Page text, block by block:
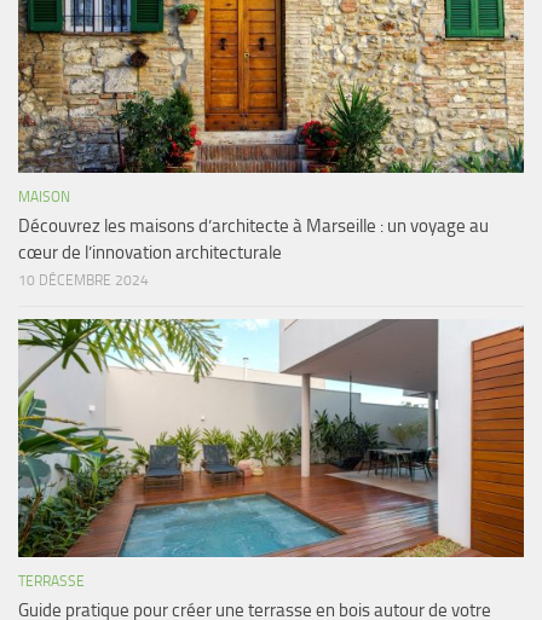
MAISON
Découvrez les maisons d’architecte à Marseille : un voyage au
cœur de l’innovation architecturale
10 DÉCEMBRE 2024
TERRASSE
Guide pratique pour créer une terrasse en bois autour de votre